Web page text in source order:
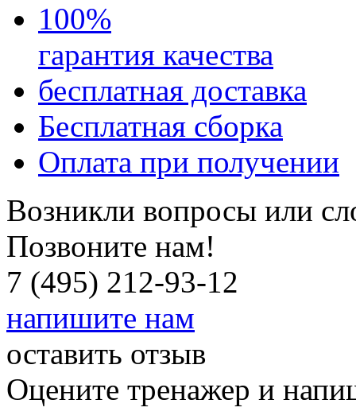
100%
гарантия качества
бесплатная доставка
Бесплатная сборка
Оплата при получении
Возникли вопросы или
Позвоните нам!
7 (495) 212-93-12
напишите нам
оставить отзыв
Оцените тренажер и